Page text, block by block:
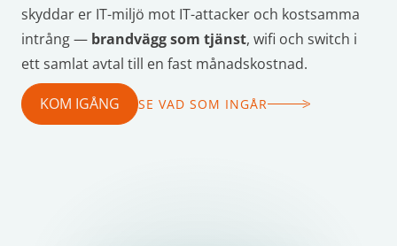
skyddar er IT-miljö mot IT-attacker och kostsamma
intrång — brandvägg som tjänst, wifi och switch i
ett samlat avtal till en fast månadskostnad.
KOM IGÅNG SE VAD SOM INGÅR